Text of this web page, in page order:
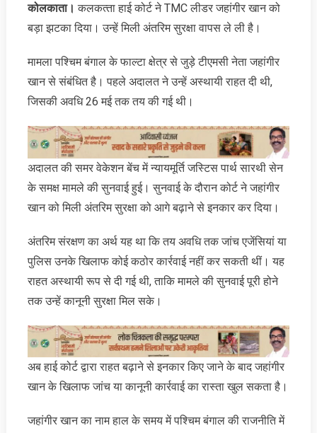
कोलकाता। कलकत्‍ता हाई कोर्ट ने TMC लीडर जहांगीर खान को
बड़ा झटका दि‍या। उन्हें मिली अंतरिम सुरक्षा वापस ले ली है।
मामला पश्चिम बंगाल के फाल्टा क्षेत्र से जुड़े टीएमसी नेता जहांगीर
खान से संबंधित है। पहले अदालत ने उन्हें अस्थायी राहत दी थी,
जिसकी अवधि 26 मई तक तय की गई थी।
अदालत की समर वेकेशन बेंच में न्यायमूर्ति जस्टिस पार्थ सारथी सेन
के समक्ष मामले की सुनवाई हुई। सुनवाई के दौरान कोर्ट ने जहांगीर
खान को मिली अंतरिम सुरक्षा को आगे बढ़ाने से इनकार कर दिया।
अंतरिम संरक्षण का अर्थ यह था कि तय अवधि तक जांच एजेंसियां या
पुलिस उनके खिलाफ कोई कठोर कार्रवाई नहीं कर सकती थीं। यह
राहत अस्थायी रूप से दी गई थी, ताकि मामले की सुनवाई पूरी होने
तक उन्हें कानूनी सुरक्षा मिल सके।
अब हाई कोर्ट द्वारा राहत बढ़ाने से इनकार किए जाने के बाद जहांगीर
खान के खिलाफ जांच या कानूनी कार्रवाई का रास्ता खुल सकता है।
जहांगीर खान का नाम हाल के समय में पश्चिम बंगाल की राजनीति में